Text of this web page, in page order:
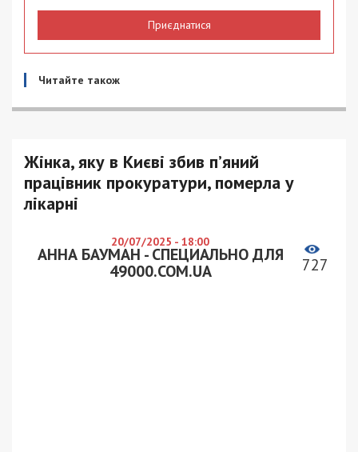
Приєднатися
Читайте також
Жінка, яку в Києві збив п’яний
працівник прокуратури, померла у
лікарні
20/07/2025 - 18:00
АННА БАУМАН - СПЕЦИАЛЬНО ДЛЯ
49000.COM.UA
727